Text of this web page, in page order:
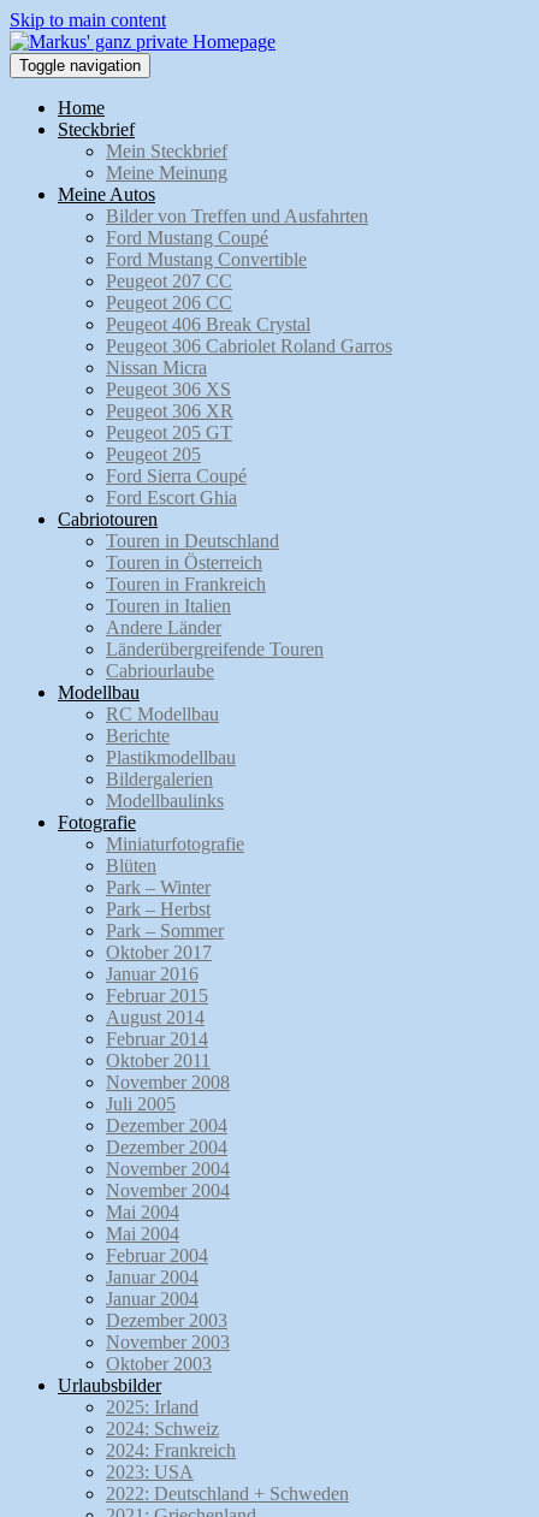
Skip to main content
Toggle navigation
Home
Steckbrief
Mein Steckbrief
Meine Meinung
Meine Autos
Bilder von Treffen und Ausfahrten
Ford Mustang Coupé
Ford Mustang Convertible
Peugeot 207 CC
Peugeot 206 CC
Peugeot 406 Break Crystal
Peugeot 306 Cabriolet Roland Garros
Nissan Micra
Peugeot 306 XS
Peugeot 306 XR
Peugeot 205 GT
Peugeot 205
Ford Sierra Coupé
Ford Escort Ghia
Cabriotouren
Touren in Deutschland
Touren in Österreich
Touren in Frankreich
Touren in Italien
Andere Länder
Länderübergreifende Touren
Cabriourlaube
Modellbau
RC Modellbau
Berichte
Plastikmodellbau
Bildergalerien
Modellbaulinks
Fotografie
Miniaturfotografie
Blüten
Park – Winter
Park – Herbst
Park – Sommer
Oktober 2017
Januar 2016
Februar 2015
August 2014
Februar 2014
Oktober 2011
November 2008
Juli 2005
Dezember 2004
Dezember 2004
November 2004
November 2004
Mai 2004
Mai 2004
Februar 2004
Januar 2004
Januar 2004
Dezember 2003
November 2003
Oktober 2003
Urlaubsbilder
2025: Irland
2024: Schweiz
2024: Frankreich
2023: USA
2022: Deutschland + Schweden